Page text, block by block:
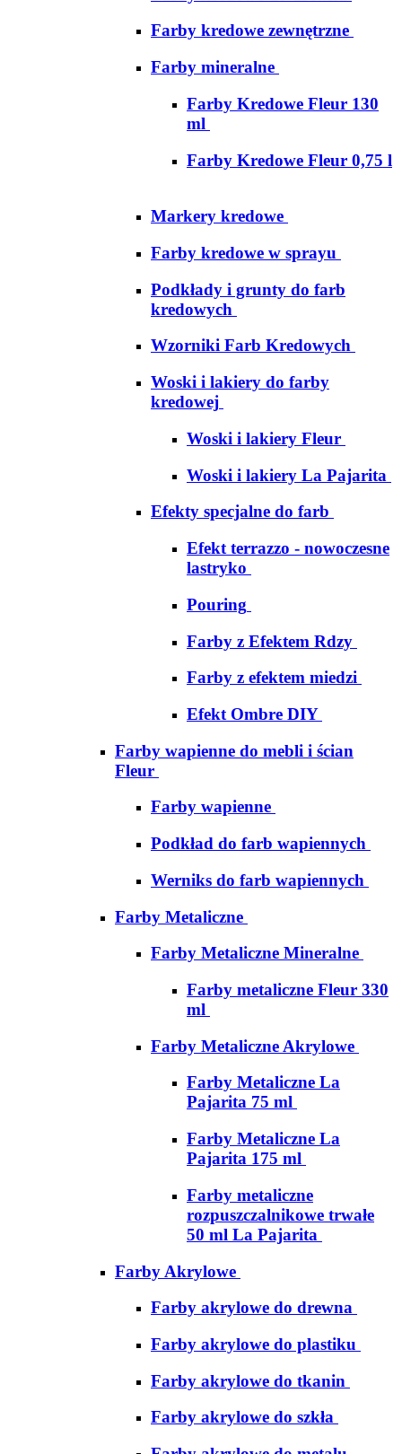
Farby kredowe zewnętrzne
Farby mineralne
Farby Kredowe Fleur 130
ml
Farby Kredowe Fleur 0,75 l
Markery kredowe
Farby kredowe w sprayu
Podkłady i grunty do farb
kredowych
Wzorniki Farb Kredowych
Woski i lakiery do farby
kredowej
Woski i lakiery Fleur
Woski i lakiery La Pajarita
Efekty specjalne do farb
Efekt terrazzo - nowoczesne
lastryko
Pouring
Farby z Efektem Rdzy
Farby z efektem miedzi
Efekt Ombre DIY
Farby wapienne do mebli i ścian
Fleur
Farby wapienne
Podkład do farb wapiennych
Werniks do farb wapiennych
Farby Metaliczne
Farby Metaliczne Mineralne
Farby metaliczne Fleur 330
ml
Farby Metaliczne Akrylowe
Farby Metaliczne La
Pajarita 75 ml
Farby Metaliczne La
Pajarita 175 ml
Farby metaliczne
rozpuszczalnikowe trwałe
50 ml La Pajarita
Farby Akrylowe
Farby akrylowe do drewna
Farby akrylowe do plastiku
Farby akrylowe do tkanin
Farby akrylowe do szkła